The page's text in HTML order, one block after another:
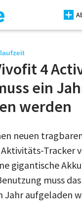
4
ein
werden
neuen
Aktivitäts-Tracker
gigantische
muss
Jahr aufgeladen